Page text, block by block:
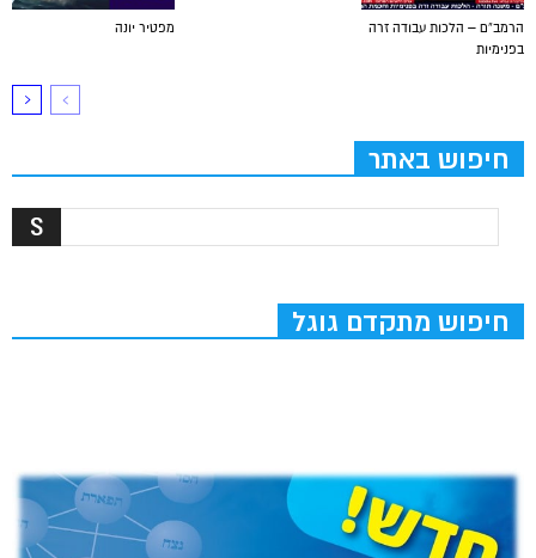
מפטיר יונה
הרמב”ם – הלכות עבודה זרה
בפנימיות
חיפוש באתר
חיפוש מתקדם גוגל